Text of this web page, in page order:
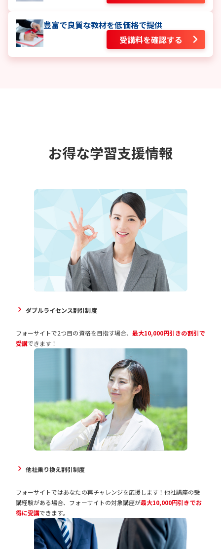
豊富で良質な教材を低価格で提供
受講料を確認する
お得な学習支援情報
ダブルライセンス割引制度
フォーサイトで2つ目の資格を目指す場合、 最大10,000円引きの割引で
受講できます！
他社乗り換え割引制度
フォーサイトではあなたの再チャレンジを応援します！他社講座の受
講経験がある場合、フォーサイトの対象講座が最大10,000円引きでお
得に受講できます。